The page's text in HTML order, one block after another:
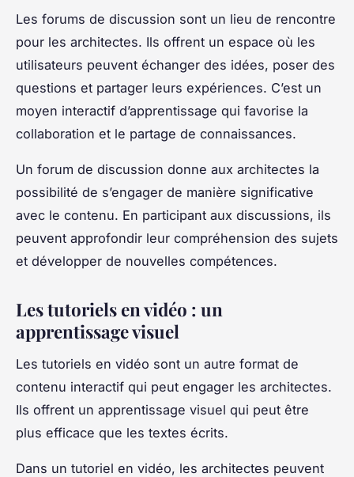
Les forums de discussion sont un lieu de rencontre
pour les architectes. Ils offrent un espace où les
utilisateurs peuvent échanger des idées, poser des
questions et partager leurs expériences. C’est un
moyen interactif d’apprentissage qui favorise la
collaboration et le partage de connaissances.
Un forum de discussion donne aux architectes la
possibilité de s’engager de manière significative
avec le contenu. En participant aux discussions, ils
peuvent approfondir leur compréhension des sujets
et développer de nouvelles compétences.
Les tutoriels en vidéo : un
apprentissage visuel
Les tutoriels en vidéo sont un autre format de
contenu interactif qui peut engager les architectes.
Ils offrent un apprentissage visuel qui peut être
plus efficace que les textes écrits.
Dans un tutoriel en vidéo, les architectes peuvent